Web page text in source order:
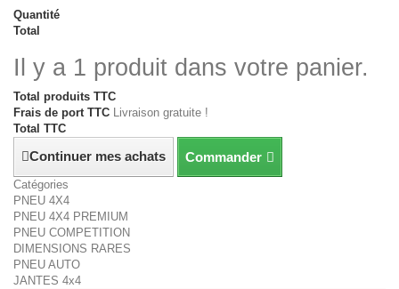
Quantité
Total
Il y a 1 produit dans votre panier.
Total produits TTC
Frais de port TTC Livraison gratuite !
Total TTC
Continuer mes achats Commander
Catégories
PNEU 4X4
PNEU 4X4 PREMIUM
PNEU COMPETITION
DIMENSIONS RARES
PNEU AUTO
JANTES 4x4